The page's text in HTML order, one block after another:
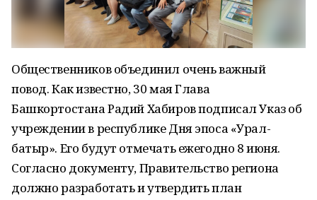
Общественников объединил очень важный
повод. Как известно, 30 мая Глава
Башкортостана Радий Хабиров подписал Указ об
учреждении в республике Дня эпоса «Урал-
батыр». Его будут отмечать ежегодно 8 июня.
Согласно документу, Правительство региона
должно разработать и утвердить план